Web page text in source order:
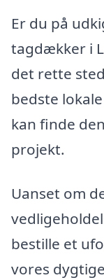
Er du på
tagdækker i
det rette
bedste
kan finde
projekt.
Uanset om
bestille et
vores